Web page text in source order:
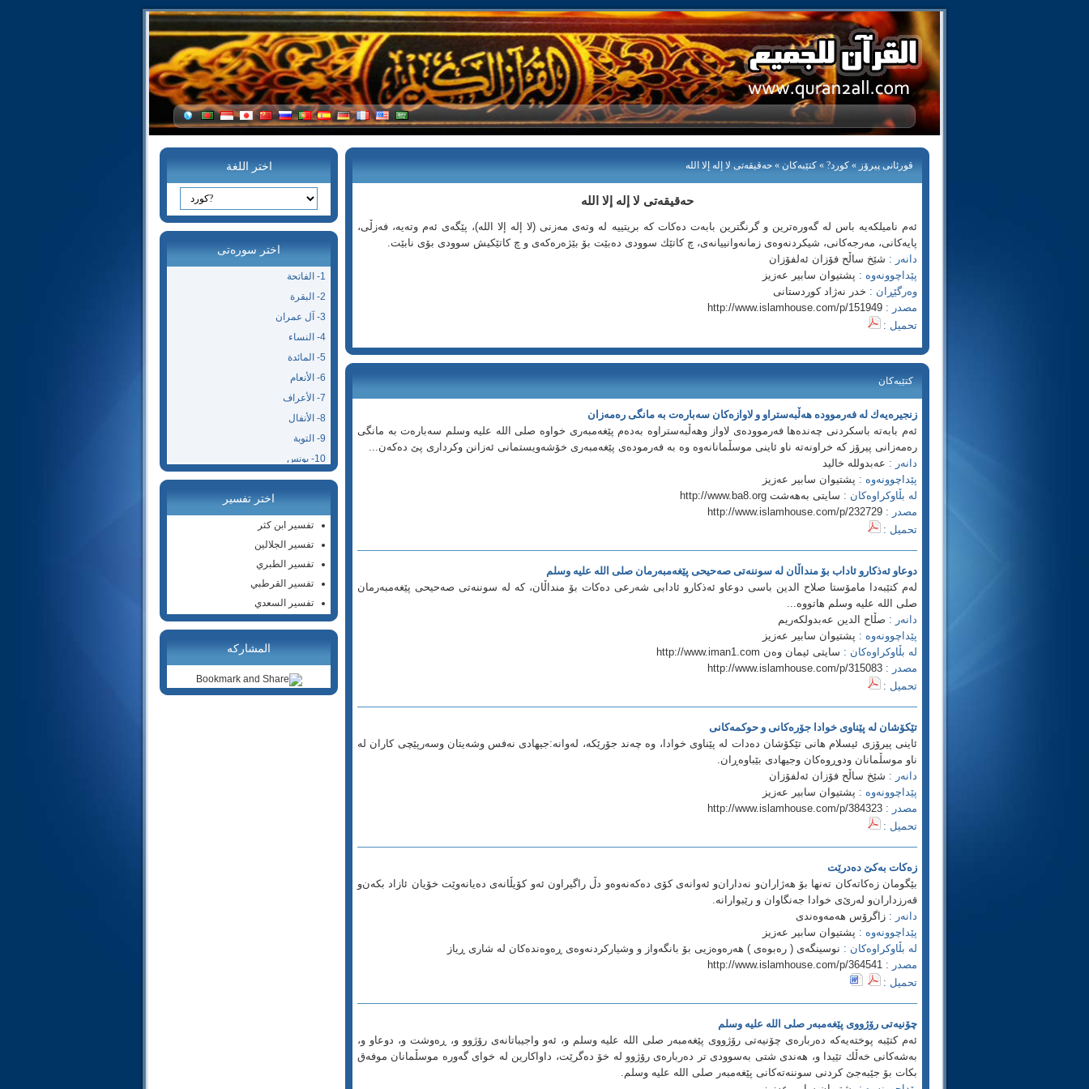
قورئانی پیرۆز » كورد? » كتێبه‌كان » حه‌قیقه‌تی لا إله إلا الله
حه‌قیقه‌تی لا إله إلا الله
ئه‌م نامیلكه‌یه‌ باس له‌ گه‌وره‌ترین و گرنگترین بابه‌ت ده‌كات كه‌ بریتییه‌ له‌ وته‌ی مه‌زنی (لا إله إلا الله)، پێگه‌ی ئه‌م وته‌یه‌، فه‌زڵی،
پایه‌كانی، مه‌رجه‌كانی، شیكردنه‌وه‌ی زمانه‌وانییانه‌ی، چ كاتێك سوودی ده‌بێت بۆ بێژه‌ره‌كه‌ی و چ كاتێكیش سوودی بۆی نابێت.
دانه‌ر : شێخ ساڵح فۆزان ئه‌لفۆزان
پێداچوونه‌وه‌ : پشتیوان سابیر عه‌زیز
وه‌رگێڕان : خدر نه‌ژاد كوردستانی
مصدر : http://www.islamhouse.com/p/151949
تحميل :
كتێبه‌كان
زنجیره‌یه‌ك له‌ فه‌رمووده‌ هه‌ڵبه‌ستراو و لاوازه‌كان سه‌باره‌ت به‌ مانگی ره‌مه‌زان
ئه‌م بابه‌ته‌ باسكردنی چه‌نده‌ها فه‌رمووده‌ی لاواز وهه‌ڵبه‌ستراوه‌ به‌ده‌م پێغه‌مبه‌ری خواوه‌ صلى الله عليه وسلم سه‌باره‌ت به‌ مانگی
ره‌مه‌زانی پیرۆز كه‌ خراونه‌ته‌ ناو ئاینی موسڵمانانه‌وه وه‌ به‌ فه‌رموده‌ی پێغه‌مبه‌ری خۆشه‌ویستمانی ئه‌زانن وكرداری پێ ده‌كه‌ن...‌
دانه‌ر : عه‌بدولله خالید
پێداچوونه‌وه‌ : پشتیوان سابیر عه‌زیز
له‌ بڵاوكراوه‌كان : سایتی به‌هه‌شت http://www.ba8.org
مصدر : http://www.islamhouse.com/p/232729
تحميل :
دوعاو ئه‌ذكارو ئاداب بۆ منداڵان له‌ سوننه‌تی صه‌حیحی پێغه‌مبه‌رمان صلى الله عليه وسلم
له‌م كتێبه‌دا مامۆستا صلاح الدین باسی دوعاو ئه‌ذكارو ئادابی شه‌رعی ده‌كات بۆ منداڵان، كه‌ له‌ سوننه‌تی صه‌حیحی پێغه‌مبه‌رمان
صلى الله عليه وسلم هاتووه‌...
دانه‌ر : صڵاح الدین عه‌بدولكه‌ریم
پێداچوونه‌وه‌ : پشتیوان سابیر عه‌زیز
له‌ بڵاوكراوه‌كان : سایتی ئیمان وه‌ن http://www.iman1.com
مصدر : http://www.islamhouse.com/p/315083
تحميل :
تێكۆشان له‌ پێناوی خوادا جۆره‌كانی و حوكمه‌كانی
ئاینی پیرۆزی ئیسلام هانی تێكۆشان ده‌دات له‌ پێناوی خوادا، وه‌ چه‌ند جۆرێكه‌، له‌وانه‌:جیهادی نه‌فس وشه‌یتان وسه‌رپێچی كاران له‌
ناو موسڵمانان ودوڕوه‌كان وجیهادی بێباوه‌ڕان.
دانه‌ر : شێخ ساڵح فۆزان ئه‌لفۆزان
پێداچوونه‌وه‌ : پشتیوان سابیر عه‌زیز
مصدر : http://www.islamhouse.com/p/384323
تحميل :
زه‌كات به‌كێ‌ ده‌درێت
بێگومان زه‌كاته‌كان ته‌نها بۆ هه‌ژاران‌و نه‌داران‌و ئه‌وانه‌ی‌ كۆی‌ ده‌كه‌نه‌وه‌‌و دڵ راگیراون ئه‌و كۆیڵانه‌ی‌ ده‌یانه‌وێت خۆیان ئازاد بكه‌ن‌و
قه‌رزداران‌و له‌رێ‌ی‌ خوادا جه‌نگاوان ‌و رێبوارانه‌.
دانه‌ر : زاگرۆس هه‌مه‌وه‌ندی
پێداچوونه‌وه‌ : پشتیوان سابیر عه‌زیز
له‌ بڵاوكراوه‌كان : نوسینگه‌ی ( ره‌بوه‌ی ) هه‌ره‌وه‌زیی بۆ بانگه‌واز و وشیاركردنه‌وه‌ی ڕه‌وه‌نده‌كان له‌ شاری ڕیاز
مصدر : http://www.islamhouse.com/p/364541
تحميل :
چۆنیه‌تی رۆژووی پێغه‌مبه‌ر صلى الله عليه وسلم
ئه‌م كتێبه‌ پوخته‌یه‌كه‌ ده‌رباره‌ی چۆنیه‌تی رۆژووی پێغه‌مبه‌ر صلى الله عليه وسلم و، ئه‌و واجیباتانه‌ی رۆژوو و، ڕه‌وشت و، دوعاو و،
به‌شه‌كانی خه‌ڵك تێیدا و، هه‌ندی شتی به‌سوودی تر ده‌رباره‌ی رۆژوو له‌ خۆ ده‌گرێت، داواكارین له‌ خوای گه‌وره‌ موسڵمانان موفه‌ق
بكات بۆ جێبه‌جێ كردنی سوننه‌ته‌كانی پێغه‌مبه‌ر صلى الله عليه وسلم.
اختر اللغة
اختر سوره‌تی
1- الفاتحة‌
2- البقرة
3- آل عمران
4- النساء
5- المائدة
6- الأنعام
7- الأعراف
8- الأنفال
9- التوبة
10- يونس
11- هود
16- النحل
17- الإسراء
18- الكهف
اختر تفسير
تفسير ابن كثر
تفسير الجلالين
تفسير الطبري
تفسير القرطبي
تفسير السعدي
المشاركه